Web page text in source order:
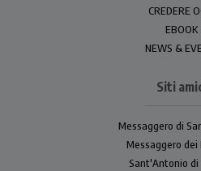
CREDERE
EBOOK
NEWS &
Siti
Messaggero di
Messaggero dei
Sant'Antonio di